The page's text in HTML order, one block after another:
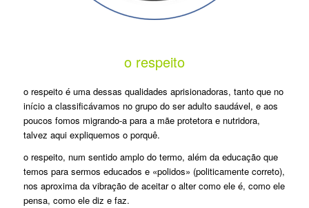
o respeito
o respeito é uma dessas qualidades aprisionadoras, tanto que no
início a classificávamos no grupo do ser adulto saudável, e aos
poucos fomos migrando-a para a mãe protetora e nutridora,
talvez aqui expliquemos o porquê.
o respeito, num sentido amplo do termo, além da educação que
temos para sermos educados e «polidos» (politicamente correto),
nos aproxima da vibração de aceitar o alter como ele é, como ele
pensa, como ele diz e faz.